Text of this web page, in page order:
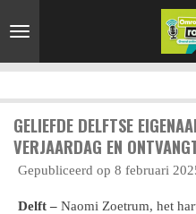
direct
naar
GELIEFDE DELFTSE
VERJAARDAG EN
Gepubliceerd op 8 februari
Delft – Naomi Zoetrum, het